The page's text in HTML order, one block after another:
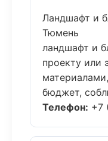
Ландшафт и
Тюмень
ландшафт и
проекту или
бюджет,
Телефон: +7